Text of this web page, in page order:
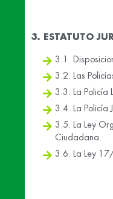
3. ESTATUTO
3.1.
3.2. Las
3.3. La Policía
3.4. La Policía
3.5. La Ley
Ciudadana.
3.6. La Ley